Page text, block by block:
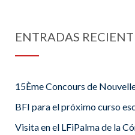
ENTRADAS
15Ème Concours de
BFI para el próximo curso
Visita en el LFiPalma de la